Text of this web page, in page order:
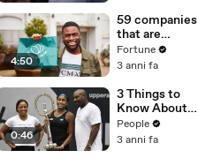
Misinformatio
n or
Disinformatio
n’ Amongst
All Social
Media
Platforms
4:50
59 companies
that are
changing the
world: From
Chobani
Fortune
3 anni fa
0:46
3 Things to
Know About
Coco Gauff's
Parents
People
3 anni fa